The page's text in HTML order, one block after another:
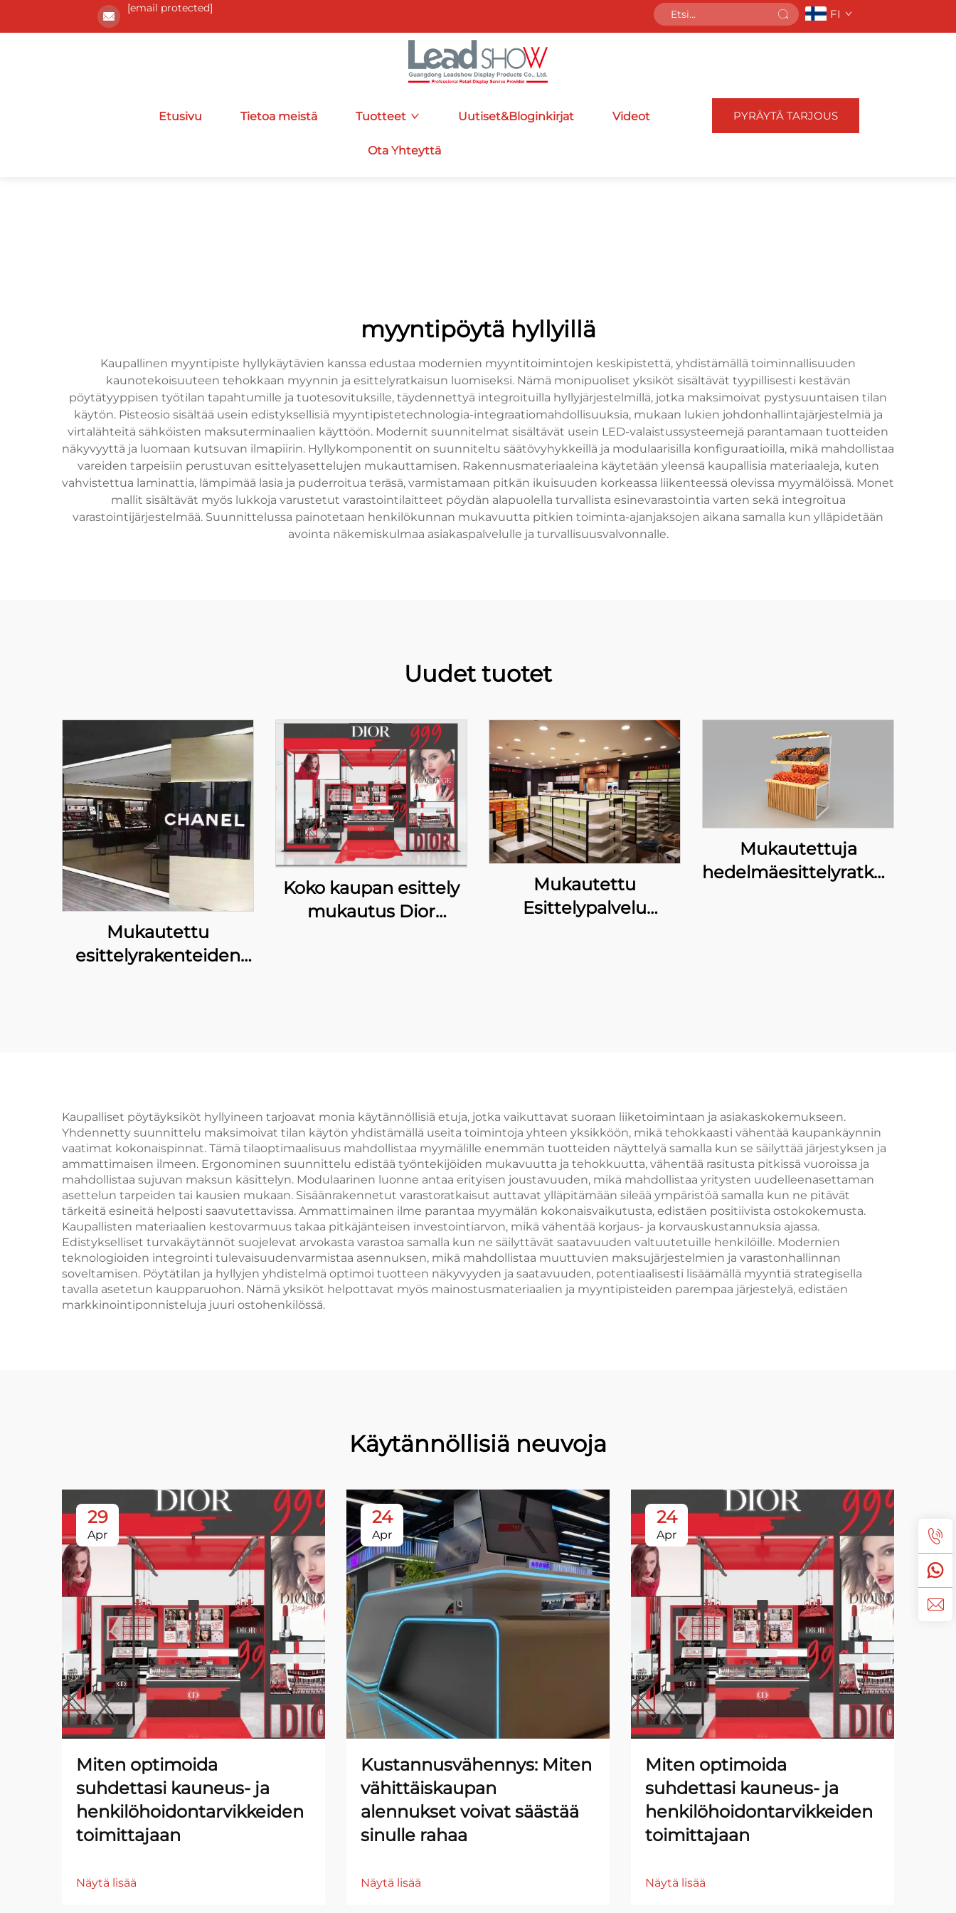
[email protected] FI
Etusivu Tietoa meistä Tuotteet Uutiset&Bloginkirjat Videot
Ota Yhteyttä
PYRÄYTÄ TARJOUS
myyntipöytä hyllyillä
Kaupallinen myyntipiste hyllykäytävien kanssa edustaa modernien myyntitoimintojen keskipistettä, yhdistämällä toiminnallisuuden
kaunotekoisuuteen tehokkaan myynnin ja esittelyratkaisun luomiseksi. Nämä monipuoliset yksiköt sisältävät tyypillisesti kestävän
pöytätyyppisen työtilan tapahtumille ja tuotesovituksille, täydennettyä integroituilla hyllyjärjestelmillä, jotka maksimoivat pystysuuntaisen tilan
käytön. Pisteosio sisältää usein edistyksellisiä myyntipistetechnologia-integraatiomahdollisuuksia, mukaan lukien johdonhallintajärjestelmiä ja
virtalähteitä sähköisten maksuterminaalien käyttöön. Modernit suunnitelmat sisältävät usein LED-valaistussysteemejä parantamaan tuotteiden
näkyvyyttä ja luomaan kutsuvan ilmapiirin. Hyllykomponentit on suunniteltu säätövyhykkeillä ja modulaarisilla konfiguraatioilla, mikä mahdollistaa
vareiden tarpeisiin perustuvan esittelyasettelujen mukauttamisen. Rakennusmateriaaleina käytetään yleensä kaupallisia materiaaleja, kuten
vahvistettua laminattia, lämpimää lasia ja puderroitua teräsä, varmistamaan pitkän ikuisuuden korkeassa liikenteessä olevissa myymälöissä. Monet
mallit sisältävät myös lukkoja varustetut varastointilaitteet pöydän alapuolella turvallista esinevarastointia varten sekä integroitua
varastointijärjestelmää. Suunnittelussa painotetaan henkilökunnan mukavuutta pitkien toiminta-ajanjaksojen aikana samalla kun ylläpidetään
avointa näkemiskulmaa asiakaspalvelulle ja turvallisuusvalvonnalle.
Uudet tuotet
Mukautettu
esittelyrakenteiden
Koko kaupan esittely
mukautus Dior
Mukautettu
Esittelypalvelu
Mukautettuja
hedelmäesittelyratkaisuja
Kaupalliset pöytäyksiköt hyllyineen tarjoavat monia käytännöllisiä etuja, jotka vaikuttavat suoraan liiketoimintaan ja asiakaskokemukseen.
Yhdennetty suunnittelu maksimoivat tilan käytön yhdistämällä useita toimintoja yhteen yksikköön, mikä tehokkaasti vähentää kaupankäynnin
vaatimat kokonaispinnat. Tämä tilaoptimaalisuus mahdollistaa myymälille enemmän tuotteiden näyttelyä samalla kun se säilyttää järjestyksen ja
ammattimaisen ilmeen. Ergonominen suunnittelu edistää työntekijöiden mukavuutta ja tehokkuutta, vähentää rasitusta pitkissä vuoroissa ja
mahdollistaa sujuvan maksun käsittelyn. Modulaarinen luonne antaa erityisen joustavuuden, mikä mahdollistaa yritysten uudelleenasettaman
asettelun tarpeiden tai kausien mukaan. Sisäänrakennetut varastoratkaisut auttavat ylläpitämään sileää ympäristöä samalla kun ne pitävät
tärkeitä esineitä helposti saavutettavissa. Ammattimainen ilme parantaa myymälän kokonaisvaikutusta, edistäen positiivista ostokokemusta.
Kaupallisten materiaalien kestovarmuus takaa pitkäjänteisen investointiarvon, mikä vähentää korjaus- ja korvauskustannuksia ajassa.
Edistykselliset turvakäytännöt suojelevat arvokasta varastoa samalla kun ne säilyttävät saatavuuden valtuutetuille henkilöille. Modernien
teknologioiden integrointi tulevaisuudenvarmistaa asennuksen, mikä mahdollistaa muuttuvien maksujärjestelmien ja varastonhallinnan
soveltamisen. Pöytätilan ja hyllyjen yhdistelmä optimoi tuotteen näkyvyyden ja saatavuuden, potentiaalisesti lisäämällä myyntiä strategisella
tavalla asetetun kaupparuohon. Nämä yksiköt helpottavat myös mainostusmateriaalien ja myyntipisteiden parempaa järjestelyä, edistäen
markkinointiponnisteluja juuri ostohenkilössä.
Käytännöllisiä neuvoja
29
Apr
Miten optimoida
suhdettasi kauneus- ja
henkilöhoidontarvikkeiden
toimittajaan
Näytä lisää
24
Apr
Kustannusvähennys: Miten
vähittäiskaupan
alennukset voivat säästää
sinulle rahaa
Näytä lisää
24
Apr
Miten optimoida
suhdettasi kauneus- ja
henkilöhoidontarvikkeiden
toimittajaan
Näytä lisää